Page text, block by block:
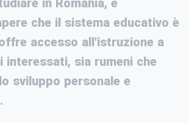
in Romania, è
che il sistema educativo è
accesso all'istruzione a
sia rumeni che
sviluppo personale e